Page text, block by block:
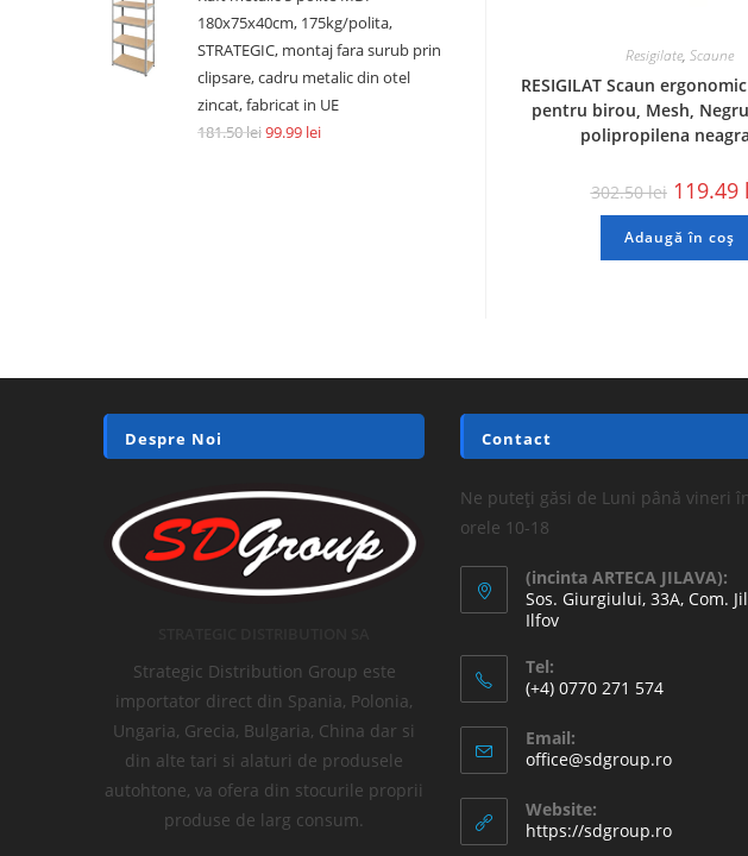
Resigilate, Scaune
RESIGILAT Scaun ergonomic
pentru birou, Mesh,
polipropilena
302.50lei 119.49
Adaugă în coș
180x75x40cm, 175kg/polita,
STRATEGIC, montaj fara surub prin
clipsare, cadru metalic din otel
zincat, fabricat in UE
181.50lei99.99 lei
Despre Noi
Strategic Distribution Group este
importator direct din Spania, Polonia,
Ungaria, Grecia, Bulgaria, China dar si
din alte tari si alaturi de produsele
autohtone, va ofera din stocurile proprii
produse de larg consum.
Contact
Ne puteți găsi de Luni până vineri
orele 10-18
(incinta ARTECA JILAVA):
Sos. Giurgiului, 33A, Com.
Ilfov
Tel:
(+4) 0770 271 574
Email:
office@sdgroup.ro
Website:
https://sdgroup.ro